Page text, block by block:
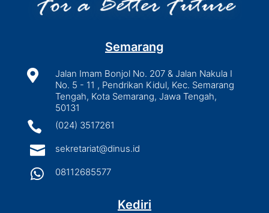
Semarang

Jalan Imam Bonjol No. 207 & Jalan Nakula I
No. 5 - 11 , Pendrikan Kidul, Kec. Semarang
Tengah, Kota Semarang, Jawa Tengah,
50131
 (024) 3517261
 sekretariat@dinus.id
 08112685577
Kediri